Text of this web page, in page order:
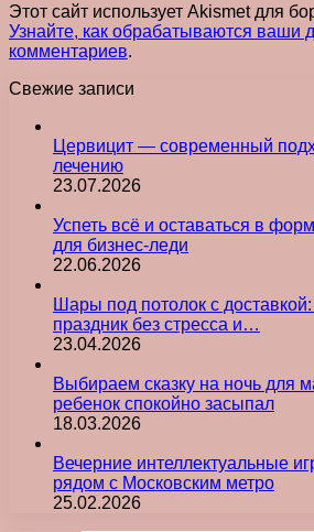
Этот сайт использует Akismet для
Узнайте, как обрабатываются ваши
комментариев.
Свежие записи
Цервицит — современный
лечению
23.07.2026
Успеть всё и оставаться в
для бизнес-леди
22.06.2026
Шары под потолок с
праздник без стресса и…
23.04.2026
Выбираем сказку на ночь для
ребенок спокойно засыпал
18.03.2026
Вечерние интеллектуальные
рядом с Московским метро
25.02.2026